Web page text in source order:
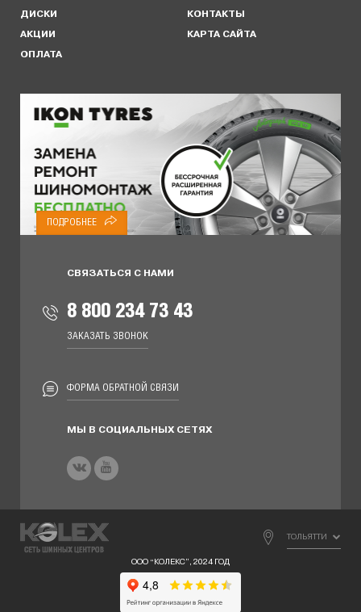
ДИСКИ
АКЦИИ
ОПЛАТА
КОНТАКТЫ
КАРТА САЙТА
ПОДРОБНЕЕ
СВЯЗАТЬСЯ С НАМИ
8 800 234 73 43
ЗАКАЗАТЬ ЗВОНОК
ФОРМА ОБРАТНОЙ СВЯЗИ
МЫ В СОЦИАЛЬНЫХ СЕТЯХ
ТОЛЬЯТТИ
ООО “КОЛЕКС”, 2024 ГОД